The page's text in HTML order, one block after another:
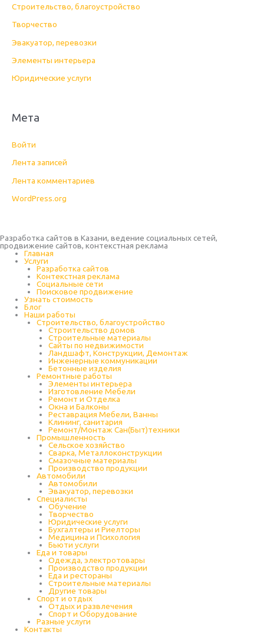
Строительство, благоустройство
Творчество
Эвакуатор, перевозки
Элементы интерьера
Юридические услуги
Мета
Войти
Лента записей
Лента комментариев
WordPress.org
Разработка сайтов в Казани, ведение социальных сетей,
продвижение сайтов, контекстная реклама
Главная
Услуги
Разработка сайтов
Контекстная реклама
Социальные сети
Поисковое продвижение
Узнать стоимость
Блог
Наши работы
Строительство, благоустройство
Строительство домов
Строительные материалы
Сайты по недвижимости
Ландшафт, Конструкции, Демонтаж
Инженерные коммуникации
Бетонные изделия
Ремонтные работы
Элементы интерьера
Изготовление Мебели
Ремонт и Отделка
Окна и Балконы
Реставрация Мебели, Ванны
Клининг, санитария
Ремонт/Монтаж Сан(Быт)техники
Промышленность
Cельское хозяйство
Сварка, Металлоконструкции
Cмазочные материалы
Производство продукции
Автомобили
Автомобили
Эвакуатор, перевозки
Специалисты
Обучение
Творчество
Юридические услуги
Бухгалтеры и Риелторы
Медицина и Психология
Бьюти услуги
Еда и товары
Одежда, электротовары
Производство продукции
Еда и рестораны
Строительные материалы
Другие товары
Спорт и отдых
Отдых и развлечения
Спорт и Оборудование
Разные услуги
Контакты